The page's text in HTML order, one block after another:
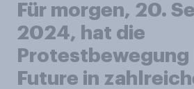
Für morgen, 20.
2024, hat die
Protestbewegung
Future in